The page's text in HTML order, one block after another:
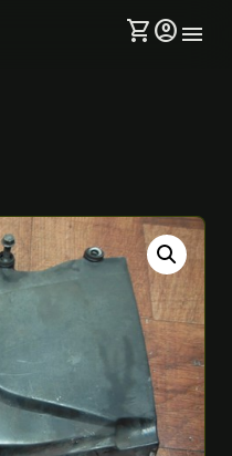
shopping_cartaccount_circlemenu